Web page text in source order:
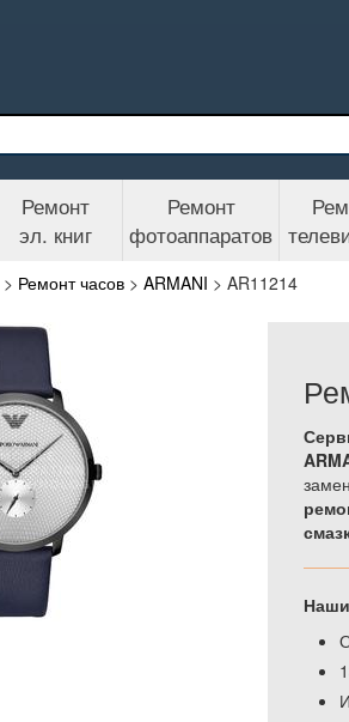
Ремонт
эл. книг
Ремонт
фотоаппаратов
> Ремонт часов > ARMANI > AR11214